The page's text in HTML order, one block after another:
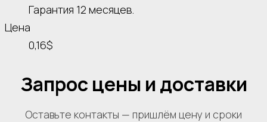
Гарантия 12 месяцев.
Цена
0,16$
Запрос цены и доставки
Оставьте контакты — пришлём цену и сроки